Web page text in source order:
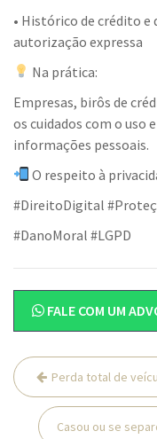
• Histórico de crédito
autorização expressa
Na prática:
Empresas, birôs de
os cuidados com o
informações pessoais.
O respeito à
#DireitoDigital
#DanoMoral #LGPD
FALE COM UM
Navegação
de
Post
Perda total de
Casou ou se